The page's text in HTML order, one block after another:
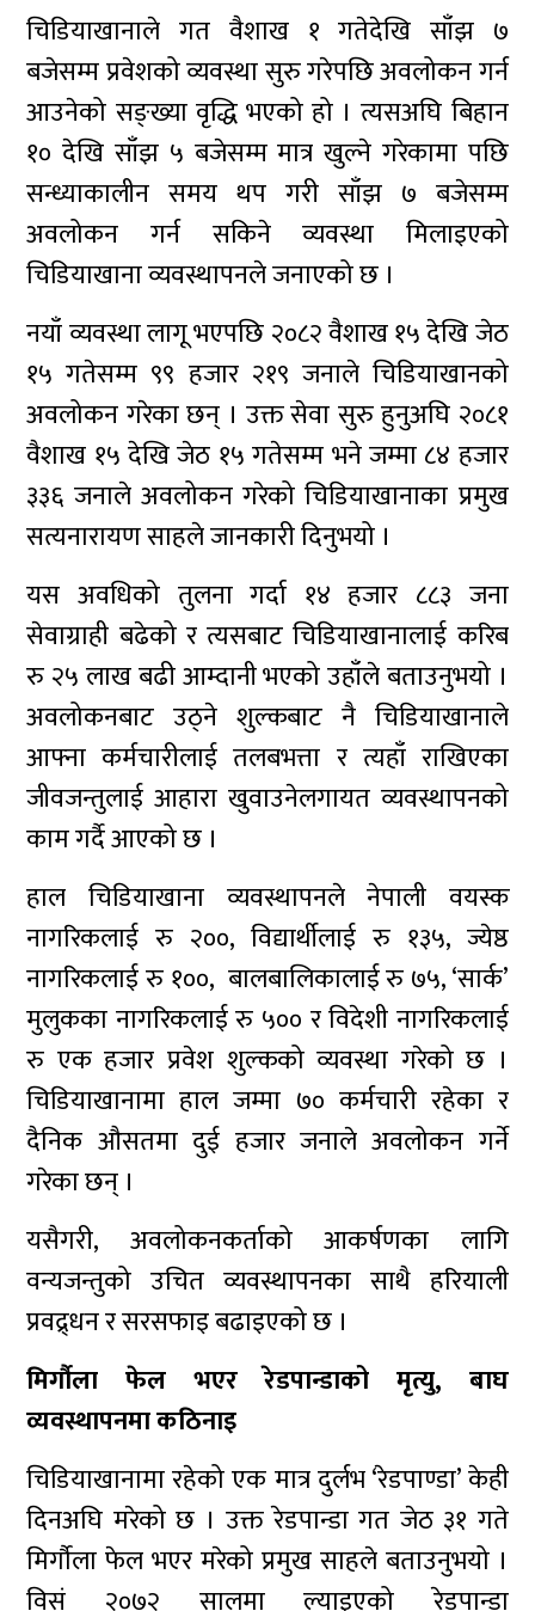
चिडियाखानाले गत वैशाख १ गतेदेखि साँझ ७
बजेसम्म प्रवेशको व्यवस्था सुरु गरेपछि अवलोकन गर्न
आउनेको सङ्ख्या वृद्धि भएको हो । त्यसअघि बिहान
१० देखि साँझ ५ बजेसम्म मात्र खुल्ने गरेकामा पछि
सन्ध्याकालीन समय थप गरी साँझ ७ बजेसम्म
अवलोकन गर्न सकिने व्यवस्था मिलाइएको
चिडियाखाना व्यवस्थापनले जनाएको छ ।
नयाँ व्यवस्था लागू भएपछि २०८२ वैशाख १५ देखि जेठ
१५ गतेसम्म ९९ हजार २१९ जनाले चिडियाखानको
अवलोकन गरेका छन् । उक्त सेवा सुरु हुनुअघि २०८१
वैशाख १५ देखि जेठ १५ गतेसम्म भने जम्मा ८४ हजार
३३६ जनाले अवलोकन गरेको चिडियाखानाका प्रमुख
सत्यनारायण साहले जानकारी दिनुभयो ।
यस अवधिको तुलना गर्दा १४ हजार ८८३ जना
सेवाग्राही बढेको र त्यसबाट चिडियाखानालाई करिब
रु २५ लाख बढी आम्दानी भएको उहाँले बताउनुभयो ।
अवलोकनबाट उठ्ने शुल्कबाट नै चिडियाखानाले
आफ्ना कर्मचारीलाई तलबभत्ता र त्यहाँ राखिएका
जीवजन्तुलाई आहारा खुवाउनेलगायत व्यवस्थापनको
काम गर्दै आएको छ ।
हाल चिडियाखाना व्यवस्थापनले नेपाली वयस्क
नागरिकलाई रु २००, विद्यार्थीलाई रु १३५, ज्येष्ठ
नागरिकलाई रु १००, बालबालिकालाई रु ७५, ‘सार्क’
मुलुकका नागरिकलाई रु ५०० र विदेशी नागरिकलाई
रु एक हजार प्रवेश शुल्कको व्यवस्था गरेको छ ।
चिडियाखानामा हाल जम्मा ७० कर्मचारी रहेका र
दैनिक औसतमा दुई हजार जनाले अवलोकन गर्ने
गरेका छन् ।
यसैगरी, अवलोकनकर्ताको आकर्षणका लागि
वन्यजन्तुको उचित व्यवस्थापनका साथै हरियाली
प्रवद्र्धन र सरसफाइ बढाइएको छ ।
मिर्गौला फेल भएर रेडपान्डाको मृत्यु, बाघ
व्यवस्थापनमा कठिनाइ
चिडियाखानामा रहेको एक मात्र दुर्लभ ‘रेडपाण्डा’ केही
दिनअघि मरेको छ । उक्त रेडपान्डा गत जेठ ३१ गते
मिर्गौला फेल भएर मरेको प्रमुख साहले बताउनुभयो ।
विसं २०७२ सालमा ल्याइएको रेडपान्डा